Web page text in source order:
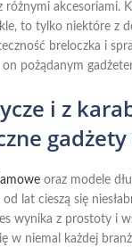
różnymi akcesoriami.
to tylko niektóre z
breloczka i
on pożądanym
i z
oraz modele
lat cieszą się
wynika z prostoty i
w niemal każdej